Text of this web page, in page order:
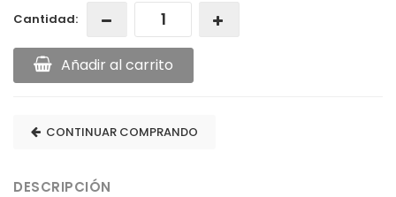
Cantidad:
Añadir al carrito
CONTINUAR COMPRANDO
DESCRIPCIÓN